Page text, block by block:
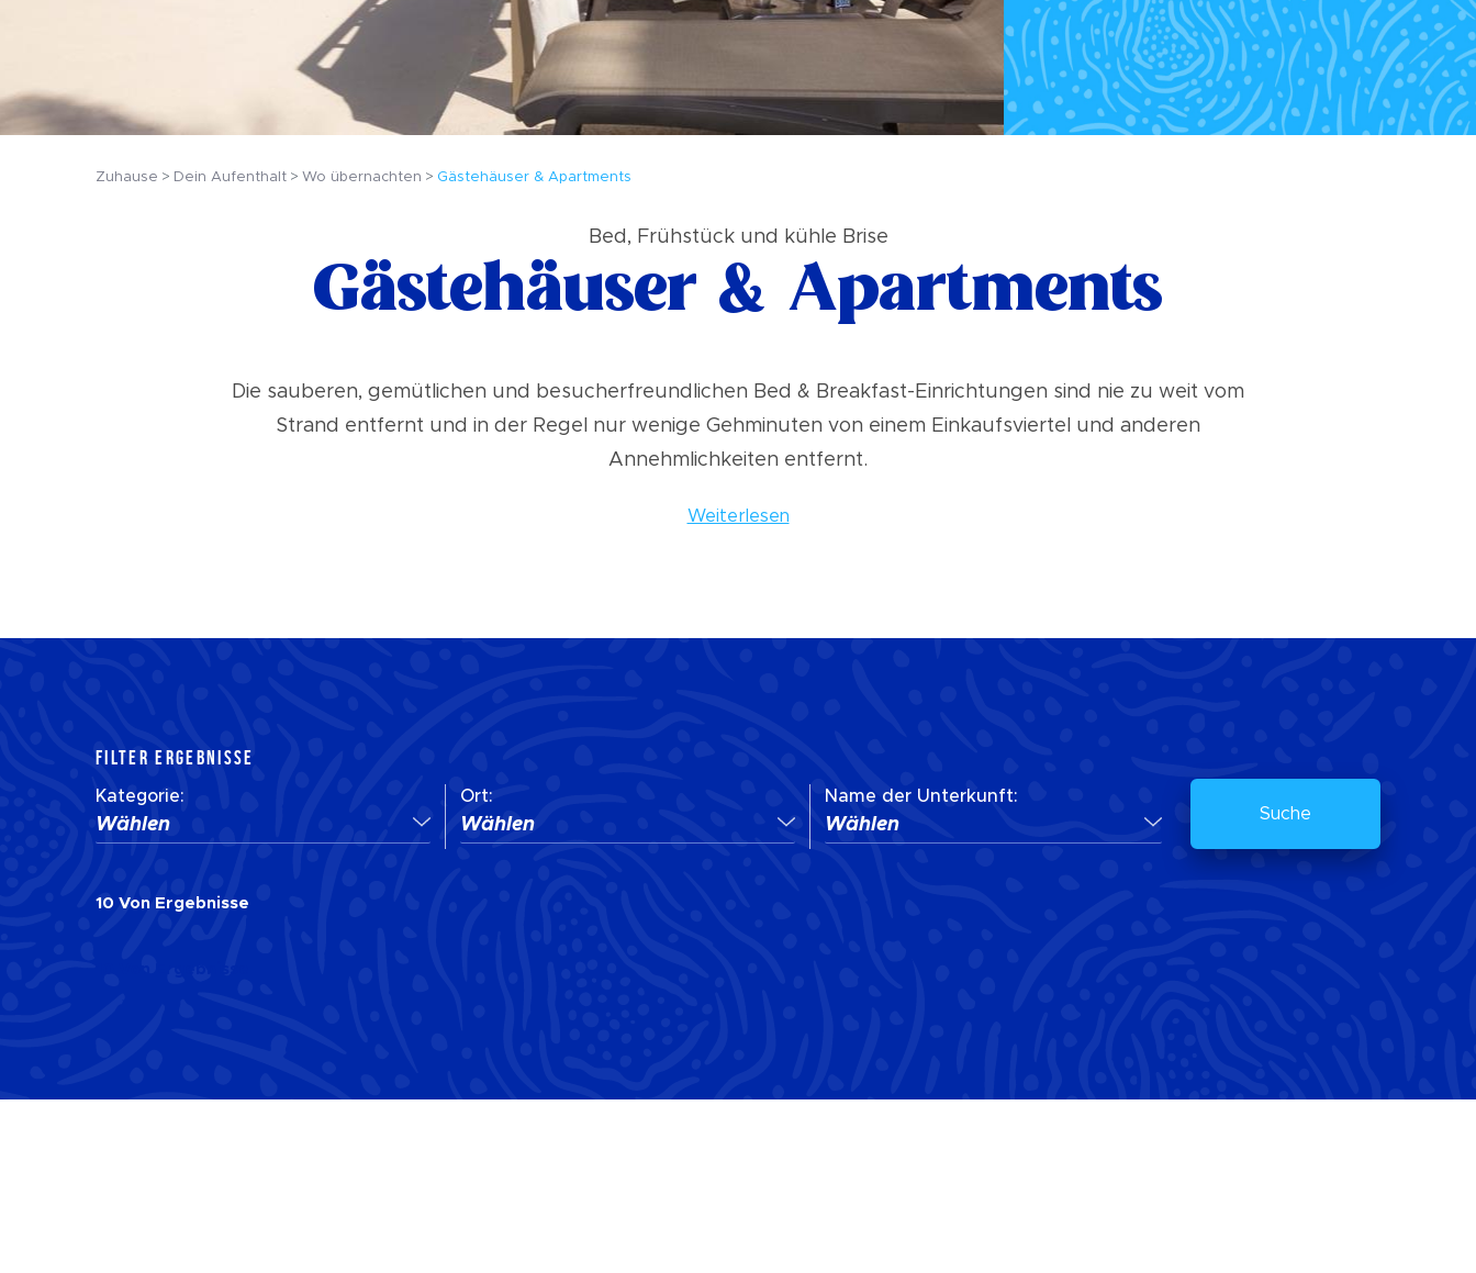
Zuhause Dein Aufenthalt Wo übernachten Gästehäuser & Apartments
Bed, Frühstück und kühle Brise
Gästehäuser & Apartments
Die sauberen, gemütlichen und besucherfreundlichen Bed & Breakfast-Einrichtungen sind nie zu weit vom
Strand entfernt und in der Regel nur wenige Gehminuten von einem Einkaufsviertel und anderen
Annehmlichkeiten entfernt.
Weiterlesen
FILTER ERGEBNISSE
Kategorie:
Wählen
Ort:
Wählen
Name der Unterkunft:
Wählen
Suche
10 Von Ergebnisse